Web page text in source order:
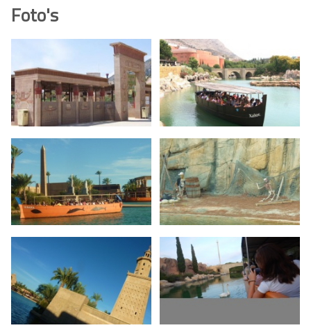
Foto's